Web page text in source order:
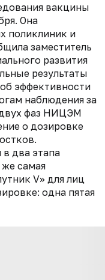
вакцины
Она
поликлиник и
заместитель
развития
результаты
эффективности
наблюдения за
фаз НИЦЭМ
о дозировке
два этапа
самая
V» для лиц
одна пятая